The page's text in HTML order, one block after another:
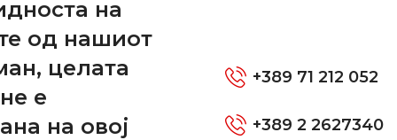
на
од нашиот
целата
е
на овој
+389 71 212 052
+389 2 2627340